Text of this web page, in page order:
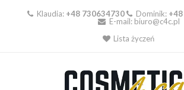
Klaudia: +48 730634730 Dominik:
E-mail: biuro@c4c.pl
Lista życzeń